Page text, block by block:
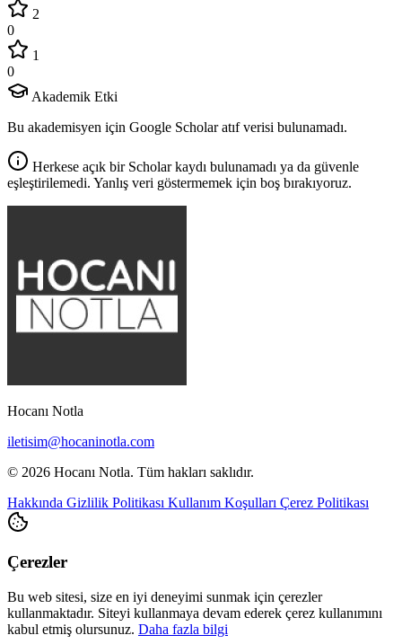
2
0
1
0
Akademik Etki
Bu akademisyen için Google Scholar atıf verisi bulunamadı.
Herkese açık bir Scholar kaydı bulunamadı ya da güvenle
eşleştirilemedi. Yanlış veri göstermemek için boş bırakıyoruz.
Hocanı Notla
iletisim@hocaninotla.com
© 2026 Hocanı Notla. Tüm hakları saklıdır.
Hakkında Gizlilik Politikası Kullanım Koşulları Çerez Politikası
Çerezler
Bu web sitesi, size en iyi deneyimi sunmak için çerezler
kullanmaktadır. Siteyi kullanmaya devam ederek çerez kullanımını
kabul etmiş olursunuz. Daha fazla bilgi